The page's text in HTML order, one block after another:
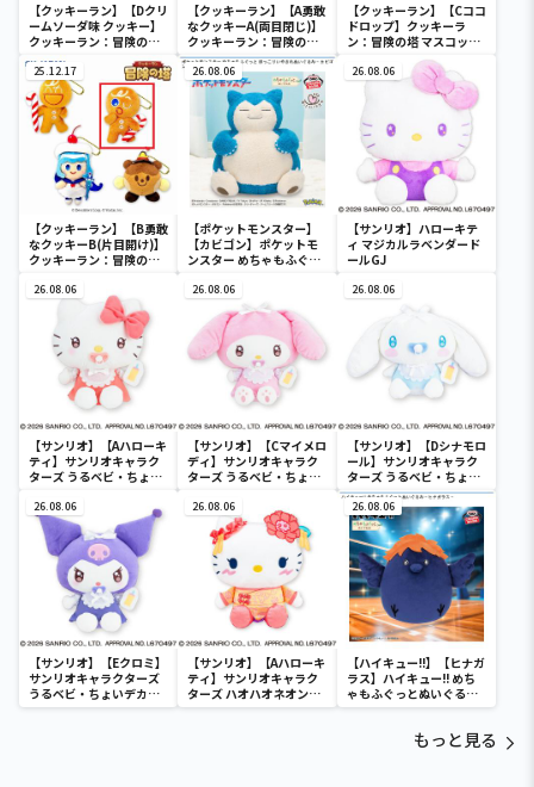
【クッキーラン】【Dクリ
ームソーダ味 クッキー】
クッキーラン：冒険の塔
マスコット2
【クッキーラン】【A勇敢
なクッキーA(両目閉じ)】
クッキーラン：冒険の塔
マスコット2
【クッキーラン】【Cココ
ドロップ】クッキーラ
ン：冒険の塔 マスコット
25.12.17
【クッキーラン】【B勇敢
なクッキーB(片目開け)】
クッキーラン：冒険の塔
26.08.06
【ポケットモンスター】
【カビゴン】ポケットモ
ンスター めちゃもふぐっ
ぐるみ～カビゴン～
26.08.06
【サンリオ】ハローキテ
ィ マジカルラベンダード
ールGJ
26.08.06
【サンリオ】【Aハローキ
ティ】サンリオキャラク
ターズ うるベビ・ちょい
26.08.06
【サンリオ】【Cマイメロ
ディ】サンリオキャラク
ターズ うるベビ・ちょい
26.08.06
【サンリオ】【Dシナモロ
ール】サンリオキャラク
ターズ うるベビ・ちょい
デカドール
26.08.06
【サンリオ】【Eクロミ】
サンリオキャラクターズ
うるベビ・ちょいデカド
ール
26.08.06
【サンリオ】【Aハローキ
ティ】サンリオキャラク
ターズ ハオハオネオンタ
ウンドールBIGタイプ1
26.08.06
【ハイキュー!!】【ヒナガ
ラス】ハイキュー!! めち
ゃもふぐっとぬいぐるみ
～ヒナガラス～
もっと見る